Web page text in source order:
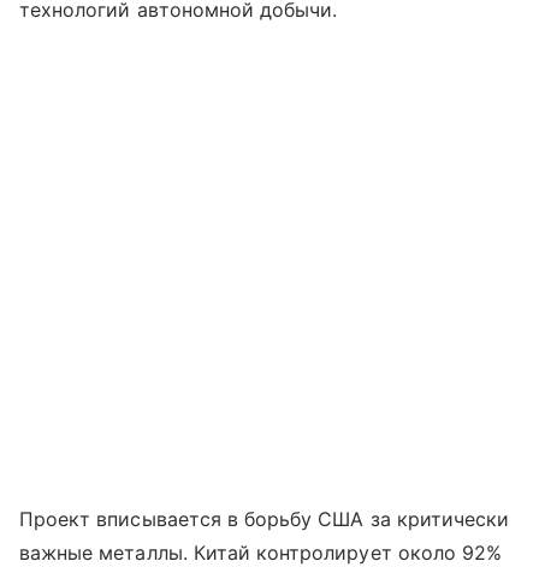
технологий автономной добычи.
Проект вписывается в борьбу США за критически
важные металлы. Китай контролирует около 92%